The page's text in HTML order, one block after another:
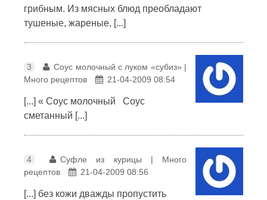
грибным. Из мясных блюд преобладают
тушеные, жареные, [...]
3
Соус молочный с луком «субиз» |
Много рецептов
21-04-2009 08:54
[...] « Соус молочный Соус
сметанный [...]
4
Суфле из курицы | Много
рецептов
21-04-2009 08:56
[...] без кожи дважды пропустить